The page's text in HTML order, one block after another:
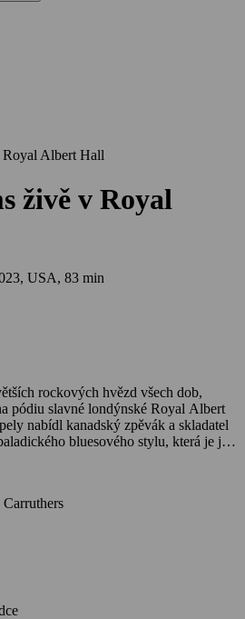
Albert Hall
živě v Royal
USA, 83 min
rockových hvězd všech dob,
pódiu slavné londýnské Royal Albert
nabídl kanadský zpěvák a skladatel
bluesového stylu, která je již
nebo i ve spojení s Londýnským